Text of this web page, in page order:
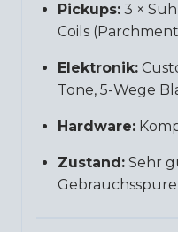
Pickups: 3 ×
Coils
Elektronik:
Tone, 5-Wege
Hardware:
Zustand: Sehr